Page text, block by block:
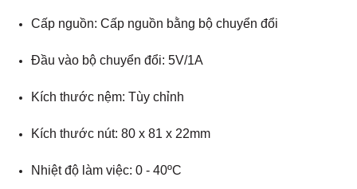
Cấp nguồn: Cấp nguồn bằng bộ chuyển đổi
Đầu vào bộ chuyển đổi: 5V/1A
Kích thước nệm: Tùy chỉnh
Kích thước nút: 80 x 81 x 22mm
Nhiệt độ làm việc: 0 - 40ºC